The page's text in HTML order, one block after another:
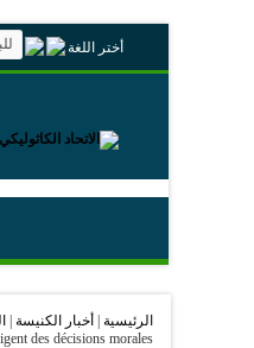
أختر اللغة
الرئيسية أخبار الكنيسة
des décisions morales